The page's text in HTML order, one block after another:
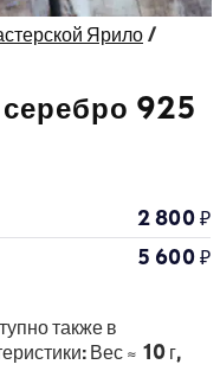
Ярило/
925
2 800₽
5 600₽
также в
Вес ≈ 10 г,